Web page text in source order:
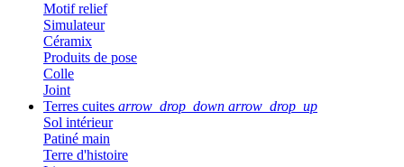
Motif relief
Simulateur
Céramix
Produits de pose
Colle
Joint
Terres cuites arrow_drop_down arrow_drop_up
Sol intérieur
Patiné main
Terre d'histoire